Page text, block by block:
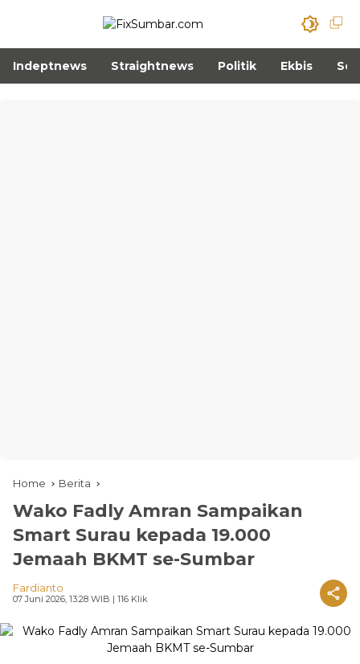
Indeptnews Straightnews Politik Ekbis
Home Berita
Wako Fadly Amran Sampaikan
Smart Surau kepada 19.000
Jemaah BKMT se-Sumbar
Fardianto
07 Juni 2026, 13:28 WIB | 116 Klik